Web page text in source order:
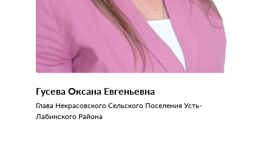
Гусева Оксана Евгеньевна
Глава Некрасовского Сельского Поселения Усть-
Лабинского Района